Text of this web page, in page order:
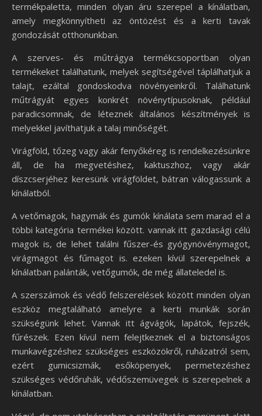
termékpaletta, minden olyan áru szerepel a kínálatban,
amely megkönnyítheti az öntözést és a kerti tavak
gondozását otthonunkban.
A szerves- és műtrágya termékcsoportban olyan
termékeket találhatunk, melyek segítségével táplálhatjuk a
talajt, ezáltal gondoskodva növényeinkről. Találhatunk
műtrágyát egyes konkrét növénytípusoknak, például
paradicsomnak, de léteznek általános készítmények is
melyekkel javíthatjuk a talaj minőségét.
Virágföld, tőzeg vagy akár fenyőkéreg is rendelkezésünkre
áll, de ha megvetéshez, kaktuszhoz, vagy akár
díszcserjéhez keresünk virágföldet, bátran válogassunk a
kínálatból.
A vetőmagok, hagymák és gumók kínálata sem marad el a
többi kategória termékei között. vannak itt gazdasági célú
magok is, de lehet találni fűszer-és gyógynövénymagot,
virágmagot és fűmagot is. ezeken kívül szerepelnek a
kínálatban palánták, vetőgumók, de még állateledel is.
A szerszámok és védő felszerelések között minden olyan
eszköz megtalálható amelyre a kerti munkák során
szükségünk lehet. Vannak itt ágvágók, lapátok, fejszék,
fűrészek. Ezen kívül nem felejtkeznek el a biztonságos
munkavégzéshez szükséges eszközökről, ruházatról sem,
ezért gumicsizmák, esőköpenyek, permetezéshez
szükséges védőruhák, védőszemüvegek is szerepelnek a
kínálatban.